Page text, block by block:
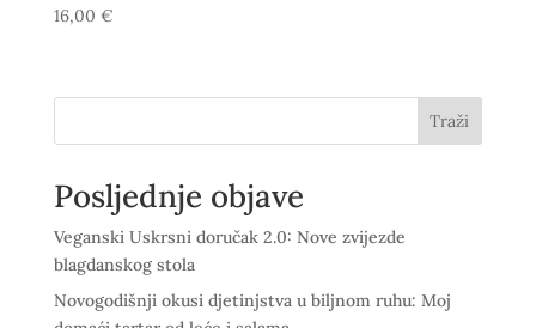
16,00 €
Traži
Posljednje objave
Veganski Uskrsni doručak 2.0: Nove zvijezde
blagdanskog stola
Novogodišnji okusi djetinjstva u biljnom ruhu: Moj